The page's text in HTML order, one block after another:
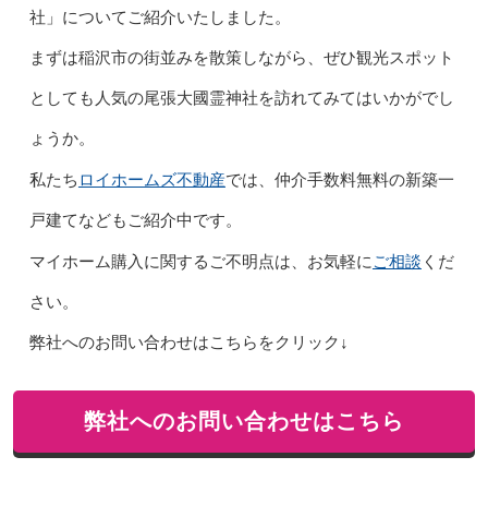
社」についてご紹介いたしました。
まずは稲沢市の街並みを散策しながら、ぜひ観光スポット
としても人気の尾張大國霊神社を訪れてみてはいかがでし
ょうか。
私たち ロイホームズ不動産では、仲介手数料無料の新築一
戸建てなどもご紹介中です。
マイホーム購入に関するご不明点は、お気軽に ご相談 くだ
さい。
弊社へのお問い合わせはこちらをクリック↓
弊社へのお問い合わせはこちら